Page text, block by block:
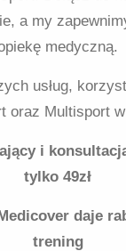
a my
medyczną.
usług,
oraz Multisport
i
tylko 49zł
daje
trening